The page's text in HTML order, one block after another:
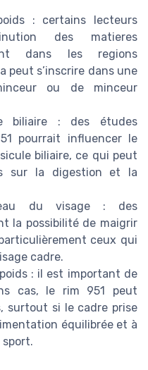
: certains lecteurs
des matieres
dans les regions
peut s’inscrire dans une
ou de minceur
biliaire : des études
pourrait influencer le
biliaire, ce qui peut
sur la digestion et la
du visage : des
la possibilité de maigrir
ceux qui
cadre.
: il est important de
cas, le rim 951 peut
surtout si le cadre prise
équilibrée et à